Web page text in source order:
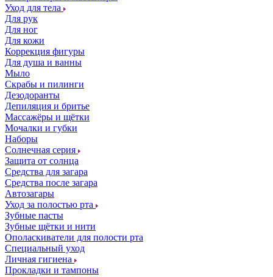
Уход для тела
Для рук
Для ног
Для кожи
Коррекция фигуры
Для душа и ванны
Мыло
Скрабы и пилинги
Дезодоранты
Депиляция и бритье
Массажёры и щётки
Мочалки и губки
Наборы
Солнечная серия
Защита от солнца
Средства для загара
Средства после загара
Автозагары
Уход за полостью рта
Зубные пасты
Зубные щётки и нити
Ополаскиватели для полости рта
Специальный уход
Личная гигиена
Прокладки и тампоны